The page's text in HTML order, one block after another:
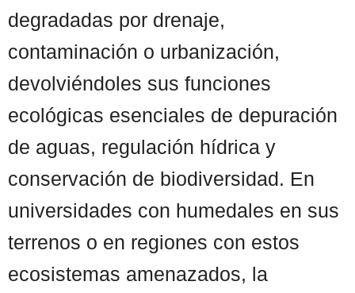
degradadas por drenaje,
contaminación o urbanización,
devolviéndoles sus funciones
ecológicas esenciales de depuración
de aguas, regulación hídrica y
conservación de biodiversidad. En
universidades con humedales en sus
terrenos o en regiones con estos
ecosistemas amenazados, la